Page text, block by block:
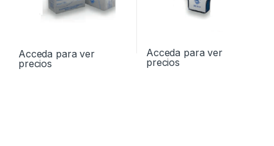
Acceda para ver
precios
Acceda para ver
precios